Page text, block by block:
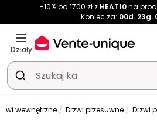
-10% od 1700 zł z HEAT10na
Koniec za: 00d. 23g.
Działy
wewnętrzne Drzwi przesuwne Drzwi